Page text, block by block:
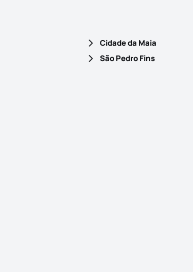
Cidade da Maia
São Pedro Fins